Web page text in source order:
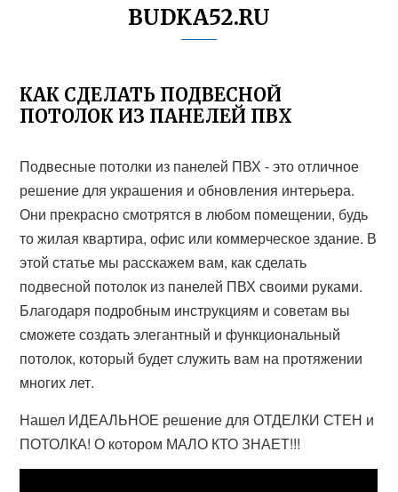
BUDKA52.RU
КАК СДЕЛАТЬ ПОДВЕСНОЙ
ПОТОЛОК ИЗ ПАНЕЛЕЙ ПВХ
Подвесные потолки из панелей ПВХ - это отличное
решение для украшения и обновления интерьера.
Они прекрасно смотрятся в любом помещении, будь
то жилая квартира, офис или коммерческое здание. В
этой статье мы расскажем вам, как сделать
подвесной потолок из панелей ПВХ своими руками.
Благодаря подробным инструкциям и советам вы
сможете создать элегантный и функциональный
потолок, который будет служить вам на протяжении
многих лет.
Нашел ИДЕАЛЬНОЕ решение для ОТДЕЛКИ СТЕН и
ПОТОЛКА! О котором МАЛО КТО ЗНАЕТ!!!